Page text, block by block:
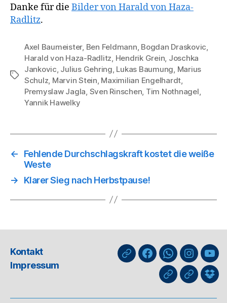
Danke für die Bilder von Harald von Haza-
Radlitz.
Schlagwörter
Axel Baumeister, Ben Feldmann Bogdan Draskovic
Harald von Haza-Radlitz Hendrik Grein Joschka
Jankovic Julius Gehring Lukas Baumung Marius
Schulz Marvin Stein Maximilian Engelhardt
Premyslaw Jagla Sven Rinschen Tim Nothnagel
Yannik Hawelky
←
Fehlende Durchschlagskraft kostet die weiße
Weste
→
Klarer Sieg nach Herbstpause!
Kontakt
Impressum
nuLigaFacebookWhatsApp-
Kanal
GIPHYThreads